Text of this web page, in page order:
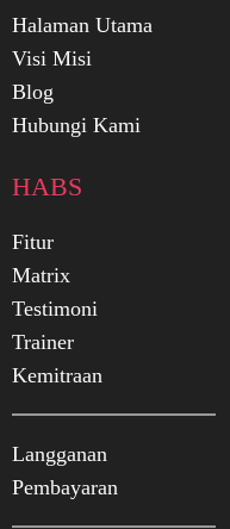
Halaman Utama
Visi Misi
Blog
Hubungi Kami
HABS
Fitur
Matrix
Testimoni
Trainer
Kemitraan
Langganan
Pembayaran